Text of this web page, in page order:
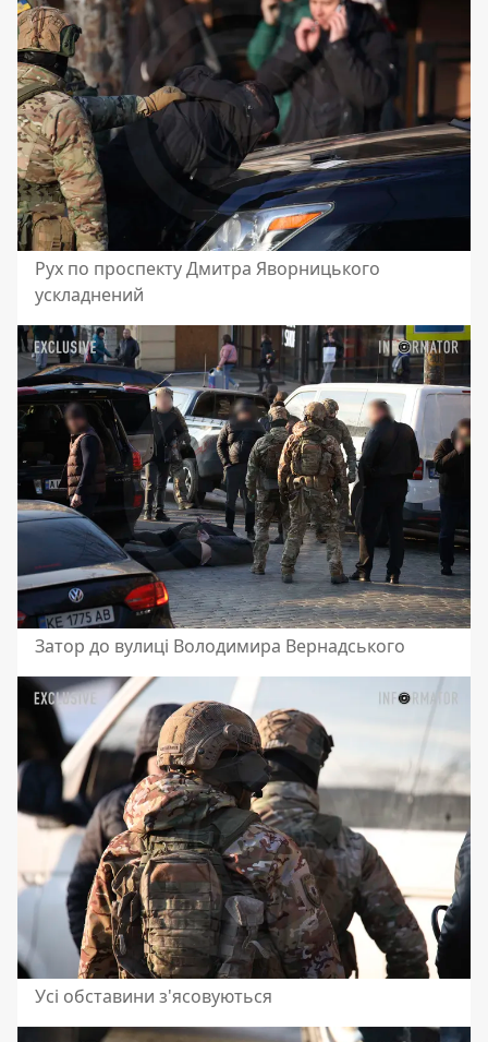
Рух по проспекту Дмитра Яворницького
ускладнений
Затор до вулиці Володимира Вернадського
Усі обставини з'ясовуються